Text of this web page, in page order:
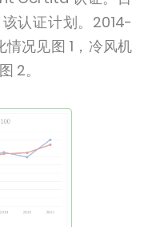
认证计划。2014-
况见图 1，冷风机
2。